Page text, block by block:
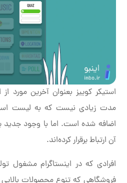
استیکر کوییز بعنوان آخرین مورد
مدت زیادی نیست که به لیست
اضافه شده است. اما با وجود جدید
آن ارتباط برقرار کرده‌‌‌‌اند.
افرادی که در اینستاگرام مشغول